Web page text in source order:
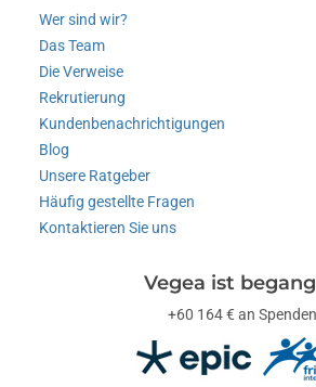
Wer sind wir?
Das Team
Die Verweise
Rekrutierung
Kundenbenachrichtigungen
Blog
Unsere Ratgeber
Häufig gestellte Fragen
Kontaktieren Sie uns
Vegea ist
+60 164 € an Spenden